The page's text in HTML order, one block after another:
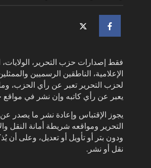
فقط إصدارات حزب التحرير، الولايات،
الإعلامية، الناطقين الرسميين
لحزب التحرير تعبر عن رأي الحزب،
يعبر عن رأي كاتبه وإن نشر في مواقع
يجوز الإقتباس وإعادة نشر ما يصدر
التحرير ومواقعه شريطة أمانة النقل
ودون بتر أو تأويل أو تعديل، وعلى أن
نقل أو نشر.